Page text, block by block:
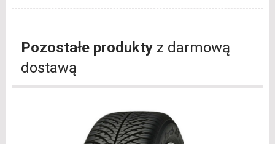
Pozostałe produktyz darmową
dostawą